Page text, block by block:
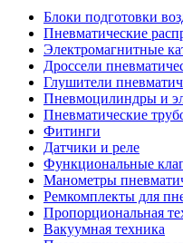
Блоки подготовки
Пневматические
Электромагнитные
Дроссели
Глушители
Пневмоцилиндры и
Пневматические
Фитинги
Датчики и реле
Функциональные
Манометры
Ремкомплекты для
Пропорциональная
Вакуумная техника